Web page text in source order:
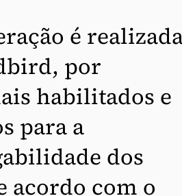
é
por
habilitados e
para a
dos
acordo com o